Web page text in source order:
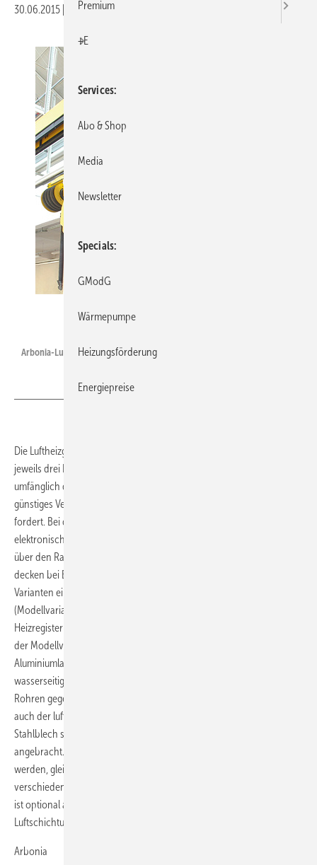
30.06.2015 Veröffentlicht in
Arbonia-Luftheizgerät.
Die Luftheizgeräte von Arbonia sind in zwei Modellausführungen in
jeweils drei Registergrößen erhältlich und entsprechen voll
umfänglich der ErP(Ökodesign)-Richtlinie 327/201, die ein sehr
günstiges Verhältnis von Stromverbrauch zu gelieferter Wärmeleistung
fordert. Bei der Modellreihe DAA ECM wird der Ventilator von
elektronisch gesteuerten ECM-Motoren angetrieben und die Drehzahl
über den Raumtemperaturfühler optimiert. Die Arbonia-Luftheizgeräte
decken bei Betriebsbedingungen von 85/75/15 °C mit insgesamt 30
Varianten einen Leistungsbereich von 4 bis 125 kW ab
(Modellvariante DAA). Bei der Modellvariante DAB besteht das
Heizregister aus Kupferrohren mit Aluminiumlamellen. Das Heizregister
der Modellvariante DAA besteht aus 22-mm-Stahlrohren und
Aluminiumlamellen. Der große Rohrdurchmesser bewirkt niedrigere
wasserseitige Druckverluste und erlaubt eine geringere Zahl von
Rohren gegenüber herkömmlichen Registern. Dadurch verringert sich
auch der luftseitige Widerstand. Die Luftleitlamellen aus profiliertem
Stahlblech sind horizontal mit einem selbsthemmenden Federsystem
angebracht. So können die einzelnen Lamellen individuell eingestellt
werden, gleichzeitig werden Vibrationen unterdrückt. Neben
verschiedenen Zubehörteilen und elektronischen Wandsteuerungen
ist optional auch eine Induktionsjalousie für eine geringere
Luftschichtung erhältlich.
Arbonia
Premium
+E
Services
Abo & Shop
Media
Newsletter
Specials
GModG
Wärmepumpe
Heizungsförderung
Energiepreise